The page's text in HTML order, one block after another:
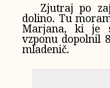
Zjutraj po
dolino. Tu
Marjana, ki je
vzponu dopolnil
mladenič.